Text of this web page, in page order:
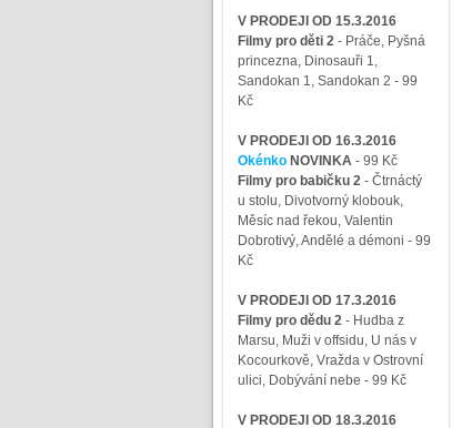
V PRODEJI OD 15.3.2016
Filmy pro děti 2- Práče, Pyšná
princezna, Dinosauři 1,
Sandokan 1, Sandokan 2 - 99
Kč
V PRODEJI OD 16.3.2016
Okénko NOVINKA - 99 Kč
Filmy pro babičku 2- Čtrnáctý
u stolu, Divotvorný klobouk,
Měsíc nad řekou, Valentin
Dobrotivý, Andělé a démoni - 99
Kč
V PRODEJI OD 17.3.2016
Filmy pro dědu 2- Hudba z
Marsu, Muži v offsidu, U nás v
Kocourkově, Vražda v Ostrovní
ulici, Dobývání nebe - 99 Kč
V PRODEJI OD 18.3.2016